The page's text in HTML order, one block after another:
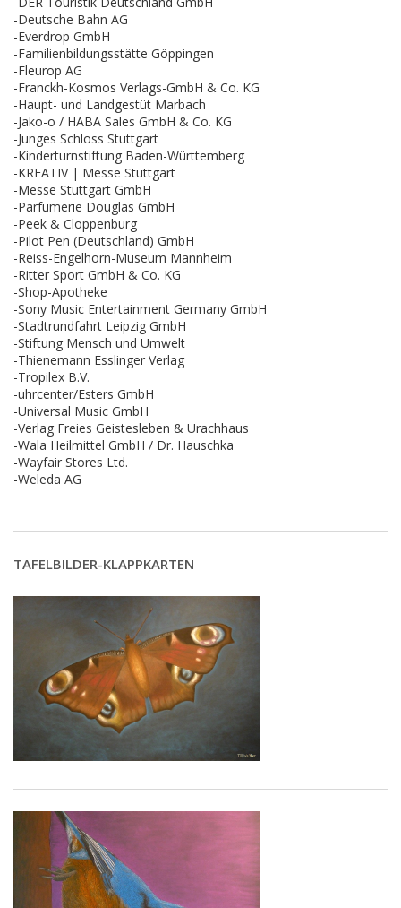
-Deutsche Bahn AG
-Everdrop GmbH
-Familienbildungsstätte Göppingen
-Fleurop AG
-Franckh-Kosmos Verlags-GmbH & Co. KG
-Haupt- und Landgestüt Marbach
-Jako-o / HABA Sales GmbH & Co. KG
-Junges Schloss Stuttgart
-Kinderturnstiftung Baden-Württemberg
-KREATIV | Messe Stuttgart
-Messe Stuttgart GmbH
-Parfümerie Douglas GmbH
-Peek & Cloppenburg
-Pilot Pen (Deutschland) GmbH
-Reiss-Engelhorn-Museum Mannheim
-Ritter Sport GmbH & Co. KG
-Shop-Apotheke
-Sony Music Entertainment Germany GmbH
-Stadtrundfahrt Leipzig GmbH
-Stiftung Mensch und Umwelt
-Thienemann Esslinger Verlag
-Tropilex B.V.
-uhrcenter/Esters GmbH
-Universal Music GmbH
-Verlag Freies Geistesleben & Urachhaus
-Wala Heilmittel GmbH / Dr. Hauschka
-Wayfair Stores Ltd.
-Weleda AG
TAFELBILDER-KLAPPKARTEN